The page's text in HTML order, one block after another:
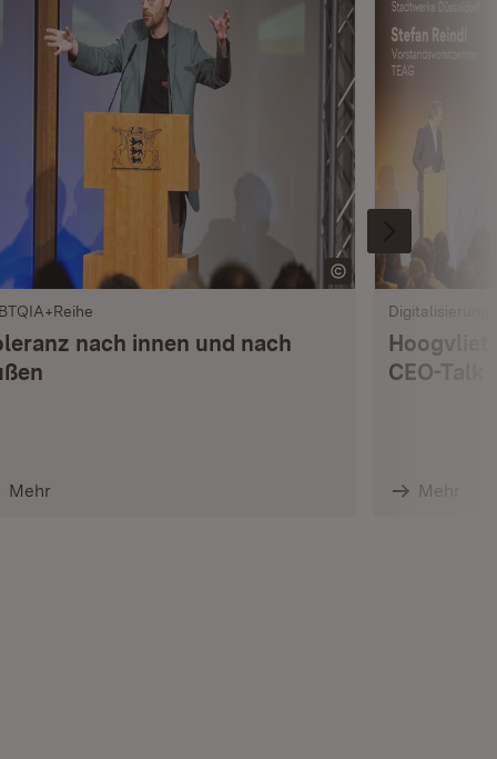
nach innen und nach
Mehr
Digitalisierung
Hoogvliet
CEO-Talk
Mehr